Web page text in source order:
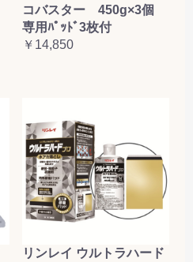
コバスター 450g×3個
専用ﾊﾟｯﾄﾞ3枚付
￥14,850
リンレイ ウルトラハード